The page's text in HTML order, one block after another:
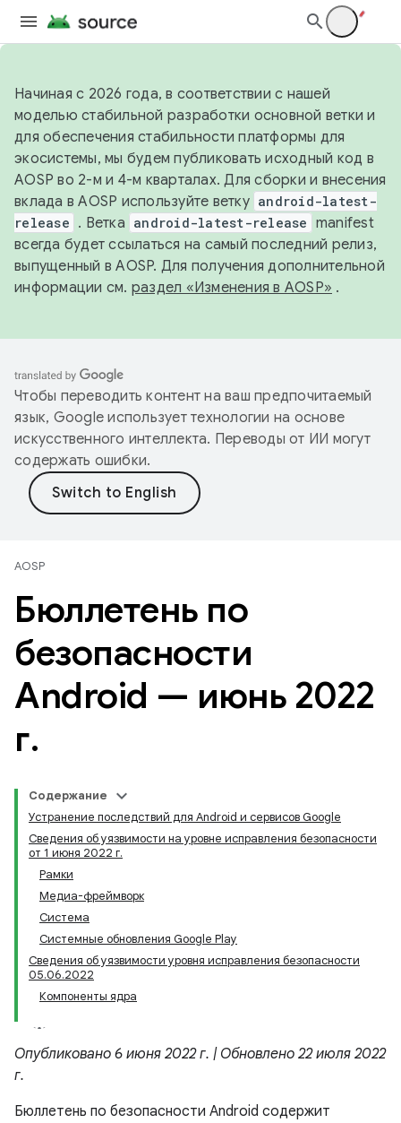
Начиная с 2026 года, в соответствии с нашей
моделью стабильной разработки основной ветки и
для обеспечения стабильности платформы для
экосистемы, мы будем публиковать исходный код в
AOSP во 2-м и 4-м кварталах. Для сборки и внесения
вклада в AOSP используйте ветку android-latest-
release . Ветка android-latest-release manifest
всегда будет ссылаться на самый последний релиз,
выпущенный в AOSP. Для получения дополнительной
информации см. раздел «Изменения в AOSP» .
Чтобы переводить контент на ваш предпочитаемый
язык, Google использует технологии на основе
искусственного интеллекта. Переводы от ИИ могут
содержать ошибки.
AOSP
Бюллетень по
безопасности
Android — июнь 2022
г.
Содержание
Устранение последствий для Android и сервисов Google
Сведения об уязвимости на уровне исправления безопасности
от 1 июня 2022 г.
Рамки
Медиа-фреймворк
Система
Системные обновления Google Play
Сведения об уязвимости уровня исправления безопасности
05.06.2022
Компоненты ядра
Опубликовано 6 июня 2022 г. | Обновлено 22 июля 2022
г.
Бюллетень по безопасности Android содержит